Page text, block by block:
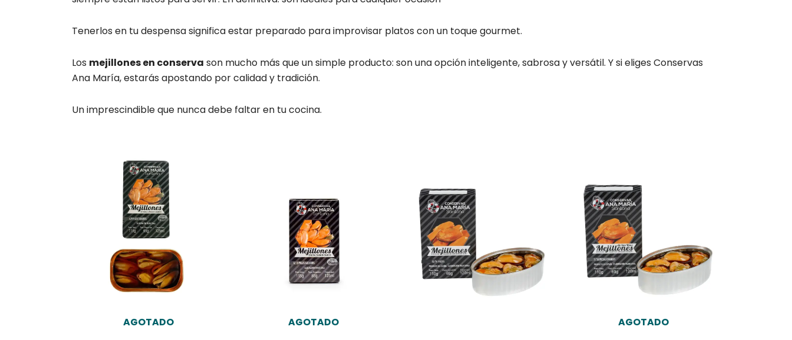
Tenerlos en tu despensa significa estar preparado para improvisar platos con un toque gourmet.
Los mejillones en conserva son mucho más que un simple producto: son una opción inteligente, sabrosa y versátil. Y si eliges Conservas
Ana María, estarás apostando por calidad y tradición.
Un imprescindible que nunca debe faltar en tu cocina.
AGOTADO AGOTADO AGOTADO